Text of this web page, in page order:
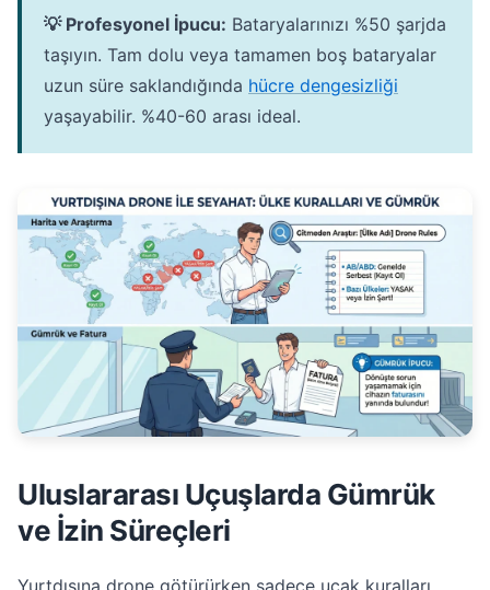
💡 Profesyonel İpucu: Bataryalarınızı %50 şarjda
taşıyın. Tam dolu veya tamamen boş bataryalar
uzun süre saklandığında hücre dengesizliği
yaşayabilir. %40-60 arası ideal.
Uluslararası Uçuşlarda Gümrük
ve İzin Süreçleri